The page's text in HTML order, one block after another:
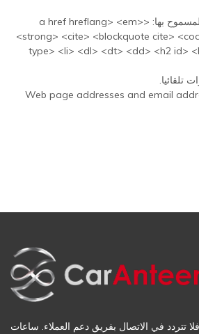
وسوم إتش.تي.إم.إل المسموح بها: <a href hreflang> <em>
<strong> <cite> <blockquote cite>
type> <li> <dl> <dt> <dd> <h2 id>
تلقائيا.
Web page addresses and email
تتردد في الاتصال بفريق دعم العملاء. ساعات